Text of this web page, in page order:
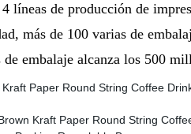
4 líneas de producción de
más de 100 varias de
embalaje alcanza los 500